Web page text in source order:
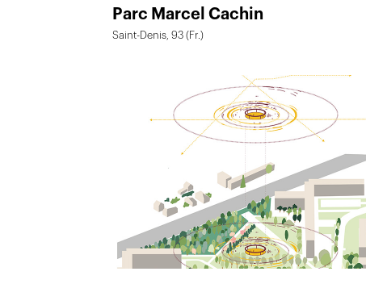
Parc Marcel Cachin
Saint-Denis, 93 (Fr.)